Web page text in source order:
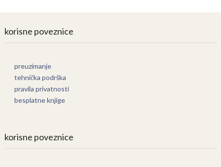
korisne poveznice
preuzimanje
tehnička podrška
pravila privatnosti
besplatne knjige
korisne poveznice